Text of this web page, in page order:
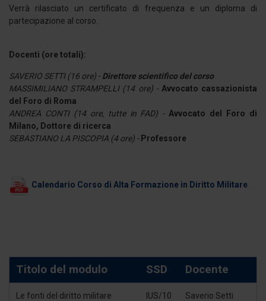
Verrà rilasciato un certificato di frequenza e un diploma di
partecipazione al corso.
Docenti (ore totali):
SAVERIO SETTI (16 ore) -Direttore scientifico del corso
MASSIMILIANO STRAMPELLI (14 ore) - Avvocato cassazionista
del Foro di Roma
ANDREA CONTI (14 ore, tutte in FAD) - Avvocato del Foro di
Milano, Dottore di ricerca
SEBASTIANO LA PISCOPIA (4 ore) - Professore
Calendario Corso di Alta Formazione in Diritto Militare
Titolo del modulo SSD Docente
Le fonti del diritto militare IUS/10 Saverio Setti